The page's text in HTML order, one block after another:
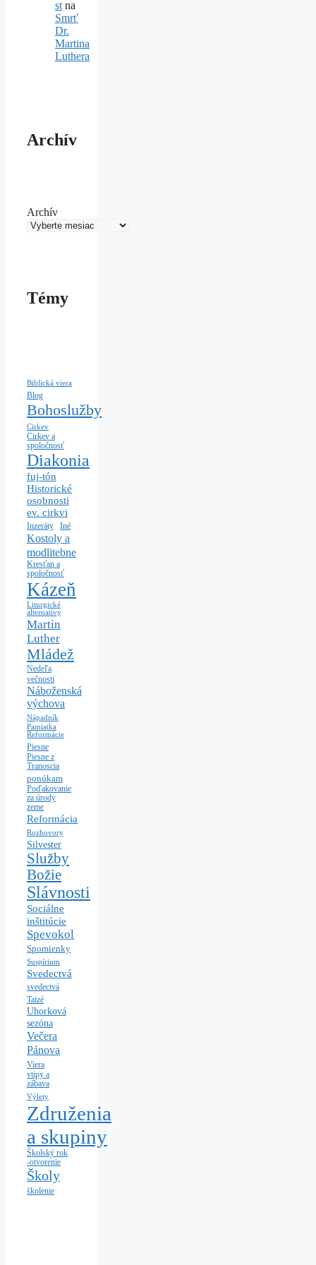
st na
Smrť
Dr.
Martina
Luthera
Archív
Archív
Témy
Biblická viera
Blog
Bohoslužby
Cirkev
Cirkev a
spoločnosť
Diakonia
fuj-tón
Historické
osobnosti
ev. cirkvi
Inzeráty Iné
Kostoly a
modlitebne
Kresťan a
spoločnosť
Kázeň
Liturgické
alternatívy
Martin
Luther
Mládež
Nedeľa
večnosti
Náboženská
výchova
Nápadník
Pamiatka
Reformácie
Piesne
Piesne z
Tranoscia
ponúkam
Poďakovanie
za úrody
zeme
Reformácia
Rozhovory
Silvester
Služby
Božie
Slávnosti
Sociálne
inštitúcie
Spevokol
Spomienky
Suspírium
Svedectvá
svedectvá
Taizé
Uhorková
sezóna
Večera
Pánova
Viera
vtipy a
zábava
Výlety
Združenia
a skupiny
Školský rok
-otvorenie
Školy
školenie